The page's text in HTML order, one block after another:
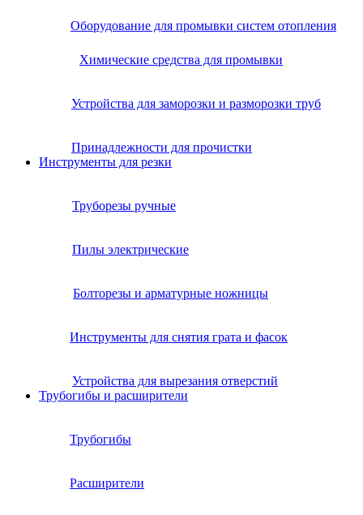
Оборудование для промывки систем отопления
Химические средства для промывки
Устройства для заморозки и разморозки труб
Принадлежности для прочистки
Инструменты для резки
Труборезы ручные
Пилы электрические
Болторезы и арматурные ножницы
Инструменты для снятия грата и фасок
Устройства для вырезания отверстий
Трубогибы и расширители
Трубогибы
Расширители